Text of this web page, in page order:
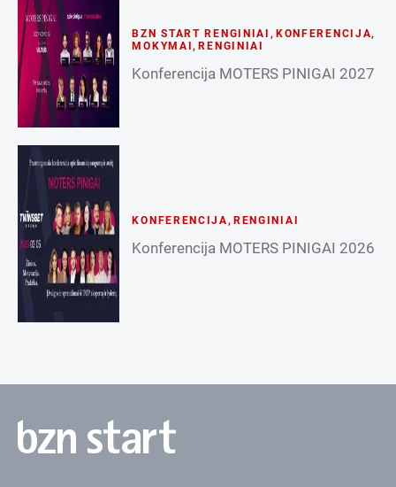
BZN START RENGINIAI , KONFERENCIJA,
MOKYMAI ,RENGINIAI
Konferencija MOTERS PINIGAI 2027
KONFERENCIJA, RENGINIAI
Konferencija MOTERS PINIGAI 2026